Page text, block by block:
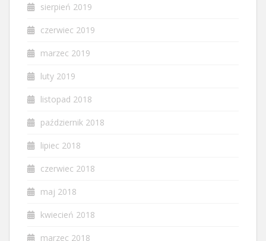
sierpień 2019
czerwiec 2019
marzec 2019
luty 2019
listopad 2018
październik 2018
lipiec 2018
czerwiec 2018
maj 2018
kwiecień 2018
marzec 2018